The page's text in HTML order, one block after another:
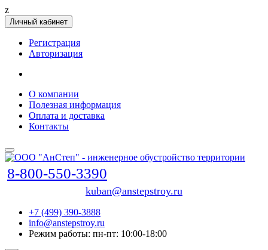
z
Личный кабинет
Регистрация
Авторизация
О компании
Полезная информация
Оплата и доставка
Контакты
8-800-550-3390
kuban@anstepstroy.ru
+7 (499) 390-3888
info@anstepstroy.ru
Режим работы: пн-пт: 10:00-18:00